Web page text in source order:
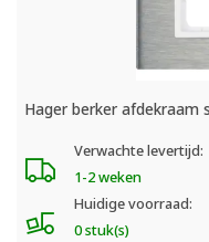
Hager berker afdekraam
Verwachte levertijd:
1-2 weken
Huidige voorraad:
0 stuk(s)